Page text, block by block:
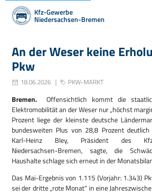
Kfz-Gewerbe
Niedersachsen-Bremen
An der Weser keine
Pkw
18.06.2026 PKW-MARKT
Bremen.Offensichtlich kommt die
Elektromobilität an der Weser nur „höchst
Prozent liege der kleinste deutsche
bundesweiten Plus von 28,8 Prozent deutlich
Karl-Heinz Bley, Präsident des Kfz-
Niedersachsen-Bremen, sagte, die
Haushalte schlage sich erneut in der
Das Mai-Ergebnis von 1.115 (Vorjahr: 1.343)
sei der dritte „rote Monat“ in eine